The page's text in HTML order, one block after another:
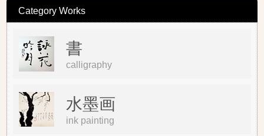
Category Works
書
calligraphy
水墨画
ink painting